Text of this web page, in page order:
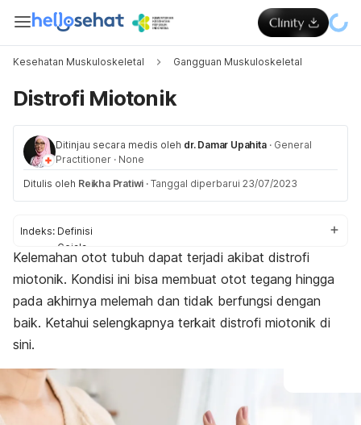
Kesehatan Muskuloskeletal Gangguan Muskuloskeletal
Distrofi Miotonik
Ditinjau secara medis oleh dr. Damar Upahita · General
Practitioner · None
Ditulis oleh Reikha Pratiwi · Tanggal diperbarui 23/07/2023
Indeks: Definisi
Gejala
Penyebab
Diagnosis
Pengobatan
Kelemahan otot tubuh dapat terjadi akibat distrofi
miotonik. Kondisi ini bisa membuat otot tegang hingga
pada akhirnya melemah dan tidak berfungsi dengan
baik. Ketahui selengkapnya terkait distrofi miotonik di
sini.